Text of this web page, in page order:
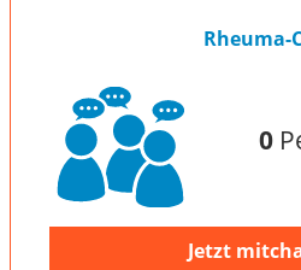
Rheuma-
0
Jetzt